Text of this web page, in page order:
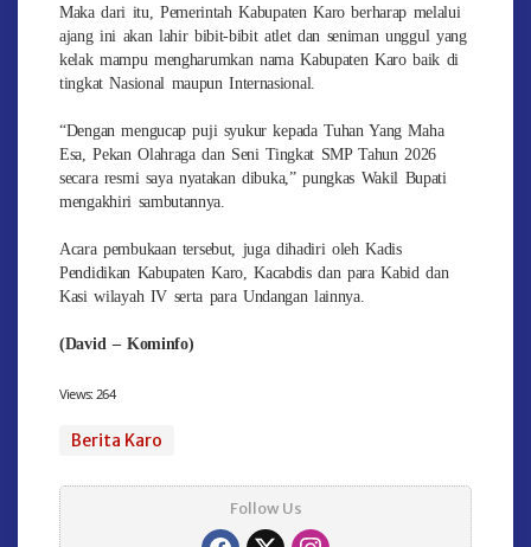
Maka dari itu, Pemerintah Kabupaten Karo berharap melalui
ajang ini akan lahir bibit-bibit atlet dan seniman unggul yang
kelak mampu mengharumkan nama Kabupaten Karo baik di
tingkat Nasional maupun Internasional.
“Dengan mengucap puji syukur kepada Tuhan Yang Maha
Esa, Pekan Olahraga dan Seni Tingkat SMP Tahun 2026
secara resmi saya nyatakan dibuka,” pungkas Wakil Bupati
mengakhiri sambutannya.
Acara pembukaan tersebut, juga dihadiri oleh Kadis
Pendidikan Kabupaten Karo, Kacabdis dan para Kabid dan
Kasi wilayah IV serta para Undangan lainnya.
(David – Kominfo)
Views: 264
Berita Karo
Follow Us